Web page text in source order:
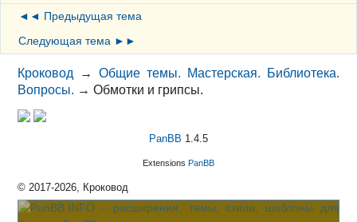
◄◄ Предыдущая тема
Следующая тема ►►
Кроковод →Общие темы. Мастерская. Библиотека.
Вопросы. →Обмотки и грипсы.
PanBB 1.4.5
Extensions PanBB
© 2017-2026, Кроковод